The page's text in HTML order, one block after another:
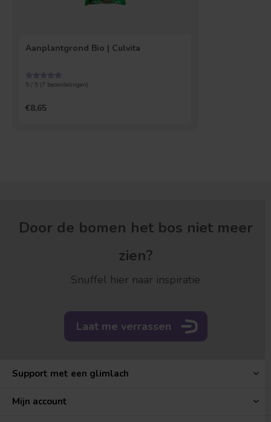
Aanplantgrond Bio | Culvita
5 / 5 (7 beoordelingen)
€8,65
Door de bomen het bos niet meer
zien?
Snuffel hier naar inspiratie
Laat me verrassen
Support met een glimlach
Mijn account